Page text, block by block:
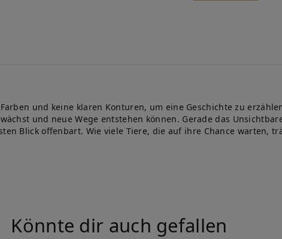
und keine klaren Konturen, um eine Geschichte zu
und neue Wege entstehen können. Gerade das
Blick offenbart. Wie viele Tiere, die auf ihre Chance warten,
Könnte dir auch gefallen